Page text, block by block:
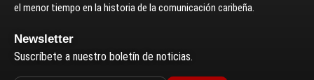
el menor tiempo en la historia de la comunicación caribeña.
Newsletter
Suscríbete a nuestro boletín de noticias.